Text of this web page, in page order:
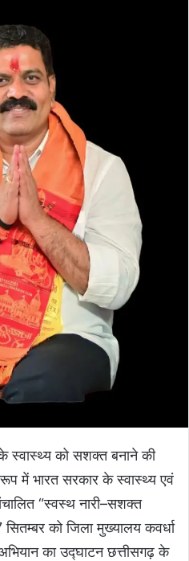
स्वास्थ्य को सशक्त बनाने की
में भारत सरकार के स्वास्थ्य एवं
“स्वस्थ नारी–सशक्त
सितम्बर को जिला मुख्यालय कवर्धा
का उद्घाटन छत्तीसगढ़ के